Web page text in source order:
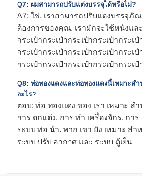
Q7: ผมสามารถปรับแต่งบรรจุได้หรือไม่?
A7: ใช่, เราสามารถปรับแต่งบรรจุ
ต้องการของคุณ. เรามักจะใช้หนังแล
กระเป๋ากระเป๋ากระเป๋ากระเป๋ากระเป๋
กระเป๋ากระเป๋ากระเป๋ากระเป๋ากระเป๋
กระเป๋ากระเป๋ากระเป๋ากระเป๋ากระเป๋
Q8: ท่อทองแดงและท่อทองแดงนี้เหมาะสํ
อะไร?
ตอบ: ท่อ ทองแดง ของ เรา เหมาะ สํ
การ ตกแต่ง, การ ทํา เครื่องจักร, กา
ระบบ ท่อ น้ํา. พวก เขา ยัง เหมาะ สํา
ระบบ ปรับ อากาศ และ ระบบ ตู้เย็น.